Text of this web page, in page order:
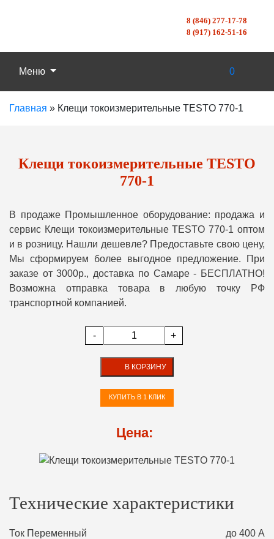
8 (846) 277-17-78
8 (917) 162-51-16
Меню 0
Главная » Клещи токоизмерительные TESTO 770-1
Клещи токоизмерительные TESTO
770-1
В продаже Промышленное оборудование: продажа и
сервис Клещи токоизмерительные TESTO 770-1 оптом
и в розницу. Нашли дешевле? Предоставьте свою цену,
Мы сформируем более выгодное предложение. При
заказе от 3000р., доставка по Самаре - БЕСПЛАТНО!
Возможна отправка товара в любую точку РФ
транспортной компанией.
- +
В КОРЗИНУ
КУПИТЬ В 1 КЛИК
Цена:
Технические характеристики
Ток Переменный
до 400 А